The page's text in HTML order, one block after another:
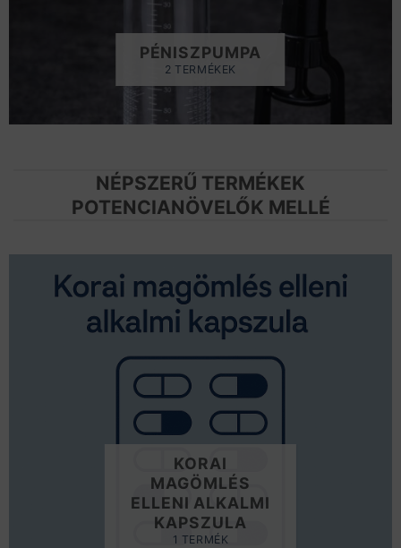
PÉNISZPUMPA
2 TERMÉKEK
NÉPSZERŰ TERMÉKEK
POTENCIANÖVELŐK MELLÉ
KORAI
MAGÖMLÉS
ELLENI ALKALMI
KAPSZULA
1 TERMÉK